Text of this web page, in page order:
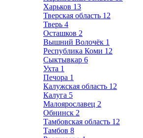
Харьков 13
Тверская область 12
Тверь 4
Осташков 2
Вышний Волочёк 1
Республика Коми 12
Сыктывкар 6
Ухта 1
Печора 1
Калужская область 12
Калуга 5
Малоярославец 2
Обнинск 2
Тамбовская область 12
Тамбов 8